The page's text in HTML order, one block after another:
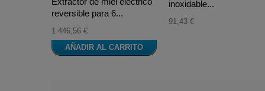
reversible para 6...
1 446,56 €
AÑADIR AL CARRITO
inoxidable...
91,43 €